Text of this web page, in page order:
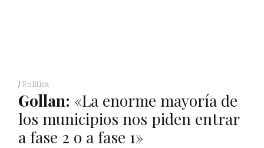
Política
Gollan: «La enorme mayoría de
los municipios nos piden entrar
a fase 2 o a fase 1»